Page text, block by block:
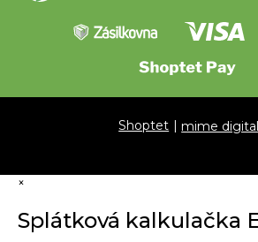
Shoptet |mime digital
×
Splátková kalkulačka